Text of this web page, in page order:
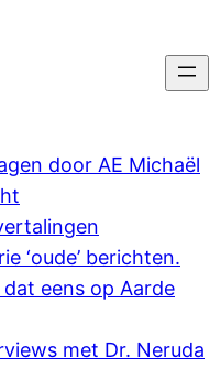
door AE Michaël
‘oude’ berichten.
eens op Aarde
met Dr. Neruda